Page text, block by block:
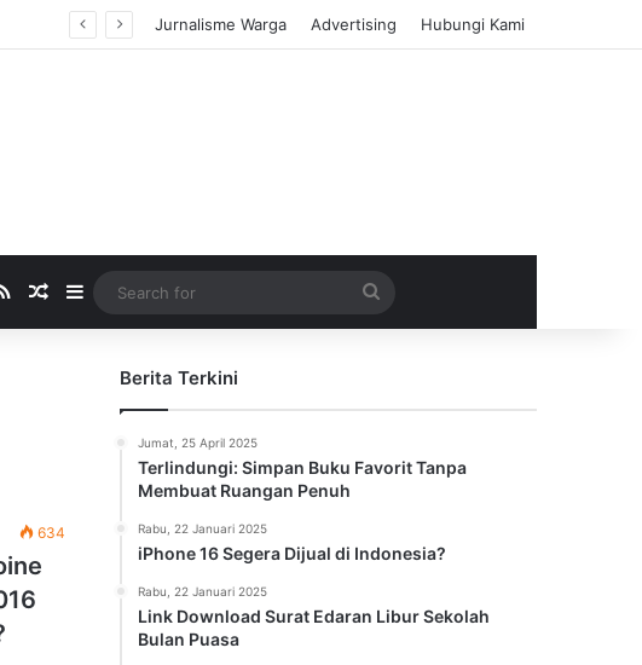
Jurnalisme Warga Advertising Hubungi Kami
RSSRandom Article
Sidebar
for
634
Berita Terkini
Jumat, 25 April 2025
Terlindungi: Simpan Buku Favorit Tanpa
Membuat Ruangan Penuh
Rabu, 22 Januari 2025
iPhone 16 Segera Dijual di Indonesia?
Rabu, 22 Januari 2025
Link Download Surat Edaran Libur Sekolah
Bulan Puasa